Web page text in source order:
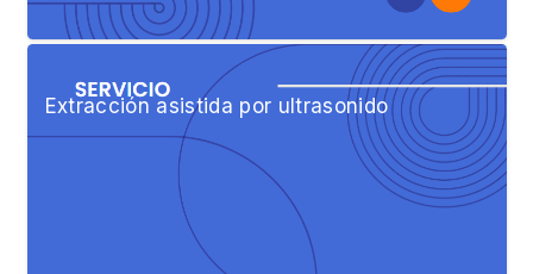
Extracción asistida por ultrasonido